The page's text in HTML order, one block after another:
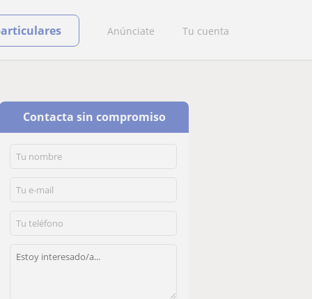
Anúnciate Tu cuenta
Contacta sin compromiso